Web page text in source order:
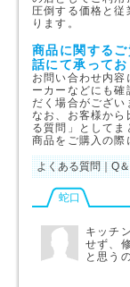
圧倒する価格と従
ります。
商品に関する
話にて承ってお
お問い合わせ内容
ーカーなどにも確
だく場合がござい
なお、お客様から
る質問」としてま
商品をご購入の際
よくある質問｜Q
蛇口
キッチ
せず、
と思う